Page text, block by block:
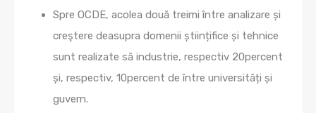
Spre OCDE, acolea două treimi între analizare și
creştere deasupra domenii științifice și tehnice
sunt realizate să industrie, respectiv 20percent
și, respectiv, 10percent de între universități și
guvern.